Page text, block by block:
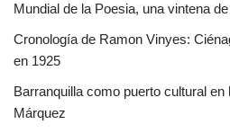
Mundial de la Poesia, una vintena
Cronología de Ramon Vinyes:
en 1925
Barranquilla como puerto cultural
Márquez